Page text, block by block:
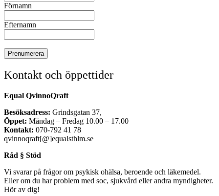
Förnamn
Efternamn
Kontakt och öppettider
Equal QvinnoQraft
Besöksadress: Grindsgatan 37,
Öppet: Måndag – Fredag 10.00 – 17.00
Kontakt: 070-792 41 78
qvinnoqraft[@]equalsthlm.se
Råd § Stöd
Vi svarar på frågor om psykisk ohälsa, beroende och läkemedel.
Eller om du har problem med soc, sjukvård eller andra myndigheter.
Hör av dig!